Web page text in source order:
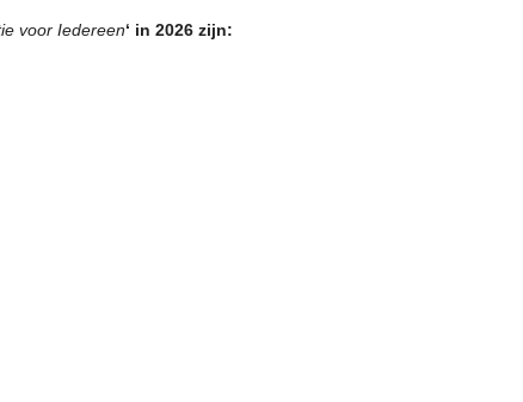
voor Iedereen‘ in 2026 zijn: